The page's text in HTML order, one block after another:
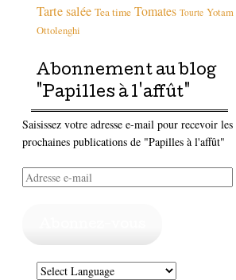
Tarte salée Tea time Tomates Tourte Yotam
Ottolenghi
Abonnement au blog
"Papilles à l'affût"
Saisissez votre adresse e-mail pour recevoir les
prochaines publications de "Papilles à l'affût"
Adresse
e-